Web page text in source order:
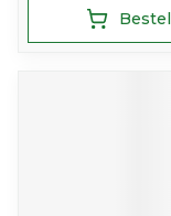
Bestel